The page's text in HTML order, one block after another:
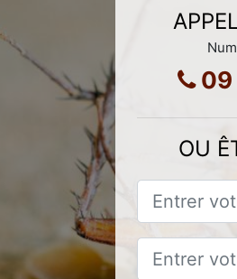
09
OU